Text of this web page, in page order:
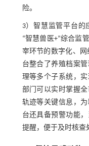
险。
3）智慧监管平台的
“智慧兽医+”综合监
宰环节的数字化、
台整合了养殖档案
理等多个子系统，
部门可以实时掌握
轨迹等关键信息，
台还具备预警功能
提醒，便于及时核查